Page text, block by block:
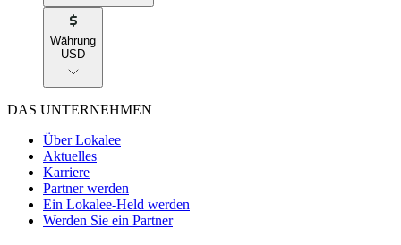
Währung
USD
DAS UNTERNEHMEN
Über Lokalee
Aktuelles
Karriere
Partner werden
Ein Lokalee-Held werden
Werden Sie ein Partner